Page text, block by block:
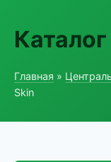
Главная »
Skin